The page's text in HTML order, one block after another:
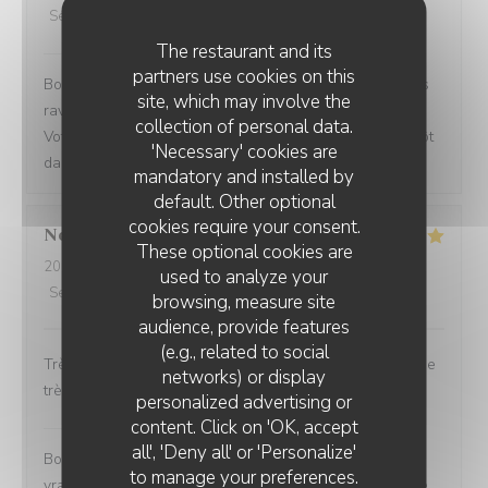
The restaurant and its
partners use cookies on this
site, which may involve the
collection of personal data.
'Necessary' cookies are
mandatory and installed by
default. Other optional
cookies require your consent.
These optional cookies are
used to analyze your
browsing, measure site
audience, provide features
(e.g., related to social
networks) or display
personalized advertising or
content. Click on 'OK, accept
all', 'Deny all' or 'Personalize'
to manage your preferences.
Service
Le BK restaurant has replied to this review
Bonjour Priscilla, Merci pour votre retour ! Nous sommes
ravis que vous ayez passé un bon moment parmi nous.
Votre satisfaction nous fait vraiment plaisir. À très bientôt
dans notre établissement ! L'équipe du BK restaurant
Nesrine D
2026-08-02
- 15:00 - Guests 2
Service
Ambiance Food /5 Value
Très beau restaurant avec une ambiance féerique et une
très bonne bouffe
Le BK restaurant has replied to this review
Bonjour Nesrine, Merci pour ce retour qui nous fait
LE BK RESTAURANT